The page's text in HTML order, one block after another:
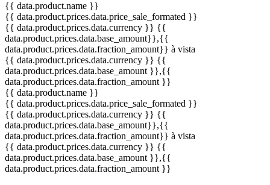
{{ data.product.name }}
{{ data.product.prices.data.price_sale_formated }}
{{ data.product.prices.data.currency }} {{
data.product.prices.data.base_amount}},{{
data.product.prices.data.fraction_amount}} à vista
{{ data.product.prices.data.currency }} {{
data.product.prices.data.base_amount }},{{
data.product.prices.data.fraction_amount }}
{{ data.product.name }}
{{ data.product.prices.data.price_sale_formated }}
{{ data.product.prices.data.currency }} {{
data.product.prices.data.base_amount}},{{
data.product.prices.data.fraction_amount}} à vista
{{ data.product.prices.data.currency }} {{
data.product.prices.data.base_amount }},{{
data.product.prices.data.fraction_amount }}